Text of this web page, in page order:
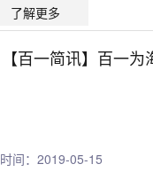
了解更多
【百一简讯】百一
时间：2019-05-15